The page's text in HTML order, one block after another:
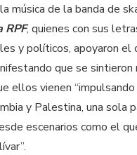
música de la banda de
RPF, quienes con sus
y políticos, apoyaron el
que se sintieron
ellos vienen
y Palestina, una sola
escenarios como el